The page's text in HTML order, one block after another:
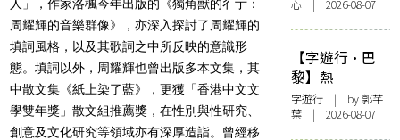
人」，作家洛楓今年出版的《獨角獸的彳亍：
周耀輝的音樂群像》，亦深入探討了周耀輝的
填詞風格，以及其歌詞之中所反映的意識形
態。填詞以外，周耀輝也曾出版多本文集，其
中散文集《紙上染了藍》，更獲「香港中文文
學雙年獎」散文組推薦獎，在性別與性研究、
創意及文化研究等領域亦有深厚造詣。曾經移
心 | 2026-08-07
【字遊行·巴
黎】熱
字遊行 | by 郭芊
葉 | 2026-08-07